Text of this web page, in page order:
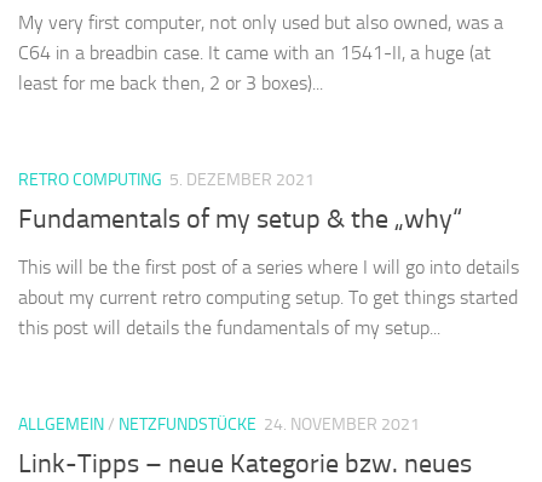
My very first computer, not only used but also owned, was a
C64 in a breadbin case. It came with an 1541-II, a huge (at
least for me back then, 2 or 3 boxes)...
RETRO COMPUTING 5. DEZEMBER 2021
Fundamentals of my setup & the „why“
This will be the first post of a series where I will go into details
about my current retro computing setup. To get things started
this post will details the fundamentals of my setup...
ALLGEMEIN/ NETZFUNDSTÜCKE 24. NOVEMBER 2021
Link-Tipps – neue Kategorie bzw. neues